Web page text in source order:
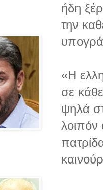
ήδη
την
«Η
σε
ψηλά
λοιπόν